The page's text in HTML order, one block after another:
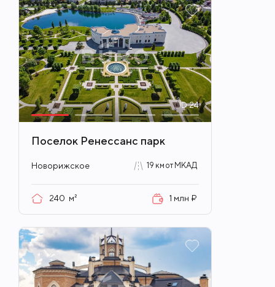
ID24
Поселок Ренессанс парк
Новорижское 19 км от МКАД
240 м² 1 млн ₽